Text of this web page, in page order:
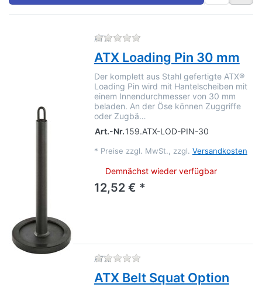
ATX Zu diesem Produkt liegen
ATX Loading Pin 30 mm
Der komplett aus Stahl gefertigte ATX®
Loading Pin wird mit Hantelscheiben mit
einem Innendurchmesser von 30 mm
beladen. An der Öse können Zuggriffe
oder Zugbä…
Art.-Nr.159.ATX-LOD-PIN-30
* Preise zzgl. MwSt., zzgl. Versandkosten
Demnächst wieder verfügbar
12,52 € *
ATX Zu diesem Produkt liegen
ATX Belt Squat Option